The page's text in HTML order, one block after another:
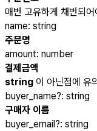
매번 고유하게 채번되
name: string
주문명
amount: number
결제금액
string 이 아닌점에 유
buyer_name?: string
구매자 이름
buyer_email?: string